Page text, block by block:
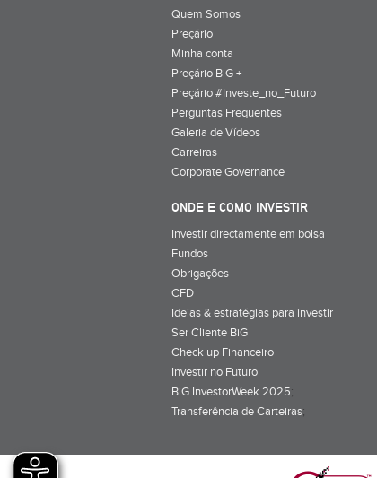
Quem Somos
Preçário
Minha conta
Preçário BiG +
Preçário #Investe_no_Futuro
Perguntas Frequentes
Galeria de Vídeos
Carreiras
Corporate Governance
ONDE E COMO INVESTIR
Investir directamente em bolsa
Fundos
Obrigações
CFD
Ideias & estratégias para investir
Ser Cliente BiG
Check up Financeiro
Investir no Futuro
BiG InvestorWeek 2025;
Transferência de Carteiras;